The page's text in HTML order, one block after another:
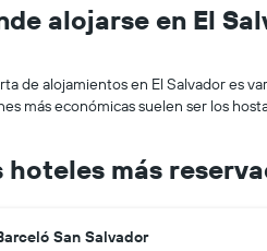
alojarse en El
de alojamientos en El Salvador es
más económicas suelen ser los
hoteles más
San Salvador